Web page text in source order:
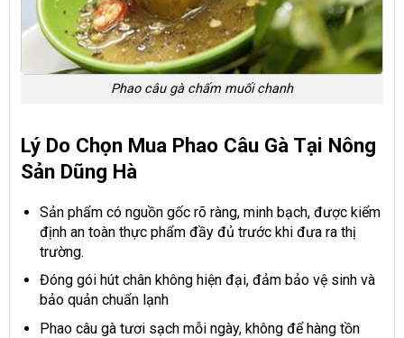
Phao câu gà chấm muối chanh
Lý Do Chọn Mua Phao Câu Gà Tại Nông
Sản Dũng Hà
Sản phẩm có nguồn gốc rõ ràng, minh bạch, được kiểm
định an toàn thực phẩm đầy đủ trước khi đưa ra thị
trường.
Đóng gói hút chân không hiện đại, đảm bảo vệ sinh và
bảo quản chuẩn lạnh
Phao câu gà tươi sạch mỗi ngày, không để hàng tồn